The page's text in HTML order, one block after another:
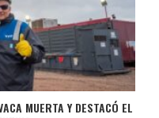
MUERTA Y DESTACÓ EL